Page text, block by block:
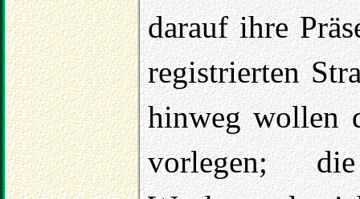
darauf ihre
registrierten
hinweg wollen
vorlegen;